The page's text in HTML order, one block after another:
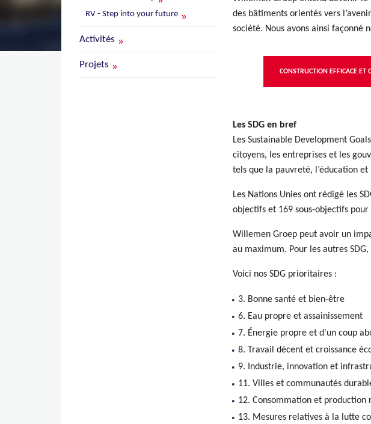
RV - Step into your future
Activités
Projets
des bâtiments orientés vers
société. Nous avons ainsi façonné
CONSTRUCTION EFFICACE ET
Les SDG en bref
Les Sustainable Development
citoyens, les entreprises et les
tels que la pauvreté, l’éducation
Les Nations Unies ont rédigé les
objectifs et 169 sous-objectifs
Willemen Groep peut avoir un
au maximum. Pour les autres
Voici nos SDG prioritaires :
Knipsel.JPG
3. Bonne santé et bien-être
6. Eau propre et assainissement
7. Énergie propre et d'un coup
8. Travail décent et croissance
9. Industrie, innovation et
11. Villes et communautés
12. Consommation et production
13. Mesures relatives à la lutte